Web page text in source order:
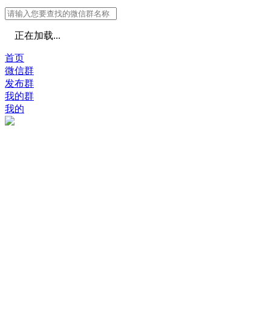
正在加载...
首页
微信群
发布群
我的群
我的